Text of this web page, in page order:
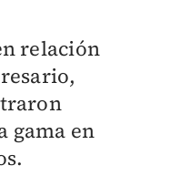
relación
gama en